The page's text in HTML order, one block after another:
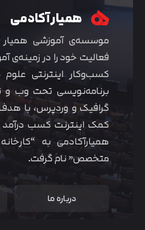
همیار آکادمی
فعالیت خود را در زمینه‌ی
کسب‌و‌کار اینترنتی
برنامه‌نویسی تحت وب
گرافیک و وردپرس، با
کمک اینترنت کسب
همیارآکادمی به
متخصص” نام گرفت.
درباره ما
متوجه شدم